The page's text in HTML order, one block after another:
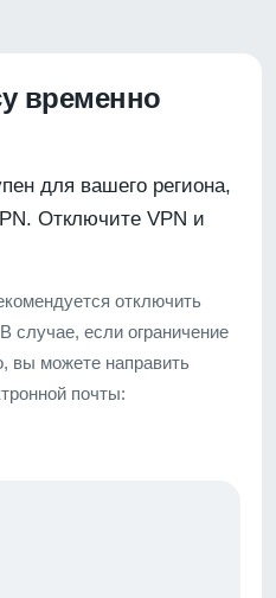
временно
для вашего региона,
Отключите VPN и
отключить
случае, если ограничение
вы можете направить
почты: